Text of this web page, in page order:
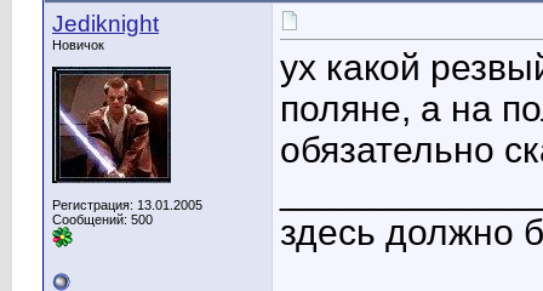
Jediknight
Новичок
Регистрация: 13.01.2005
Сообщений: 500
ух какой
поляне, а на
обязательно
здесь должно